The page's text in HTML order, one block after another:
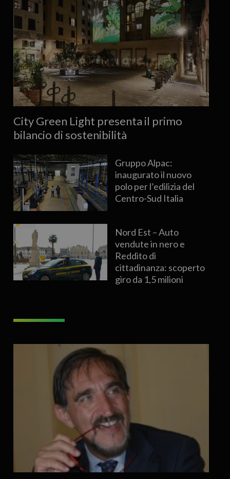
City Green Light presenta il primo
bilancio di sostenibilità
Gruppo Alpac:
inaugurato il nuovo
polo per l’edilizia del
Centro-Sud Italia
Nord Est – Auto
vendute in nero e
Reddito di
cittadinanza: scoperto
giro da 1,5 milioni